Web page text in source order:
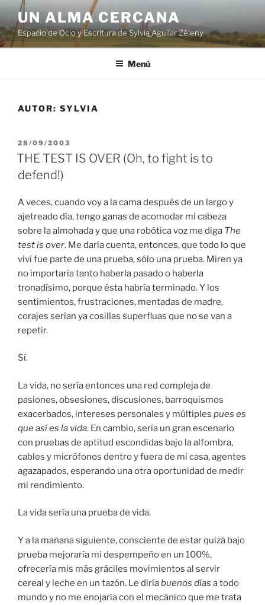
Ir
al
contenido
UN ALMA CERCANA
Espacio de Ocio y Escritura de Sylvia Aguilar Zéleny
Menú
AUTOR: SYLVIA
PUBLICADO
EN
28/09/2003
THE TEST IS OVER (Oh, to fight is to
defend!)
A veces, cuando voy a la cama después de un largo y
ajetreado día, tengo ganas de acomodar mi cabeza
sobre la almohada y que una robótica voz me diga The
test is over. Me daría cuenta, entonces, que todo lo que
viví fue parte de una prueba, sólo una prueba. Miren ya
no importaría tanto haberla pasado o haberla
tronadísimo, porque ésta habría terminado. Y los
sentimientos, frustraciones, mentadas de madre,
corajes serían ya cosillas superfluas que no se van a
repetir.
Sí.
La vida, no sería entonces una red compleja de
pasiones, obsesiones, discusiones, barroquismos
exacerbados, intereses personales y múltiples pues es
que así es la vida. En cambio, sería un gran escenario
con pruebas de aptitud escondidas bajo la alfombra,
cables y micrófonos dentro y fuera de mi casa, agentes
agazapados, esperando una otra oportunidad de medir
mi rendimiento.
La vida sería una prueba de vida.
Y a la mañana siguiente, consciente de estar quizá bajo
prueba mejoraría mi despempeño en un 100%,
ofrecería mis más gráciles movimientos al servir
cereal y leche en un tazón. Le diríabuenos días a todo
mundo y no me enojaría con el mecánico que me trata